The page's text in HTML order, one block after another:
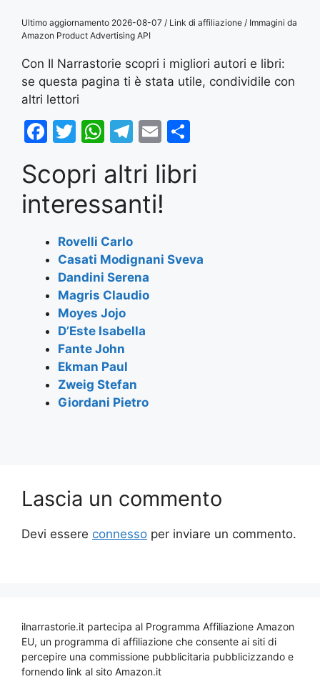
Ultimo aggiornamento 2026-08-07 / Link di affiliazione / Immagini da
Amazon Product Advertising API
Con Il Narrastorie scopri i migliori autori e libri:
se questa pagina ti è stata utile, condividile con
altri lettori
F
c
e
b
o
o
k
T
itt
er
W
at
s
A
p
p
T
e
gr
a
E
ai
l
ar
Scopri altri libri
interessanti!
Rovelli Carlo
Casati Modignani Sveva
Dandini Serena
Magris Claudio
Moyes Jojo
D’Este Isabella
Fante John
Ekman Paul
Zweig Stefan
Giordani Pietro
Lascia un commento
Devi essere connesso per inviare un commento.
ilnarrastorie.it partecipa al Programma Affiliazione Amazon
EU, un programma di affiliazione che consente ai siti di
percepire una commissione pubblicitaria pubblicizzando e
fornendo link al sito Amazon.it